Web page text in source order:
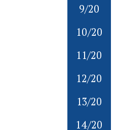
9/20
10/20
11/20
12/20
13/20